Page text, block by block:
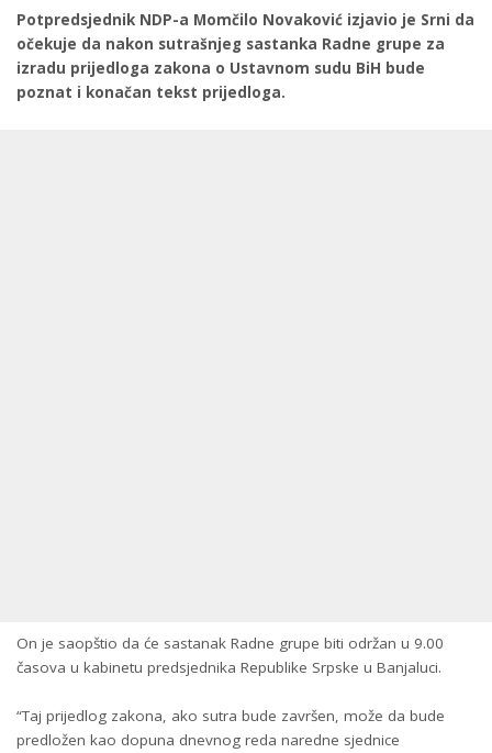
Potpredsjednik NDP-a Momčilo Novaković izjavio je Srni da
očekuje da nakon sutrašnjeg sastanka Radne grupe za
izradu prijedloga zakona o Ustavnom sudu BiH bude
poznat i konačan tekst prijedloga.
On je saopštio da će sastanak Radne grupe biti održan u 9.00
časova u kabinetu predsjednika Republike Srpske u Banjaluci.
“Taj prijedlog zakona, ako sutra bude završen, može da bude
predložen kao dopuna dnevnog reda naredne sjednice